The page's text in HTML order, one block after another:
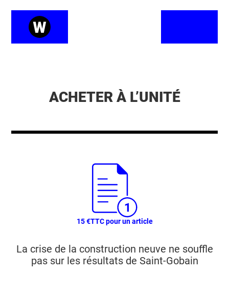
ACHETER À L’UNITÉ
15 €TTC pour un article
La crise de la construction neuve ne souffle
pas sur les résultats de Saint-Gobain